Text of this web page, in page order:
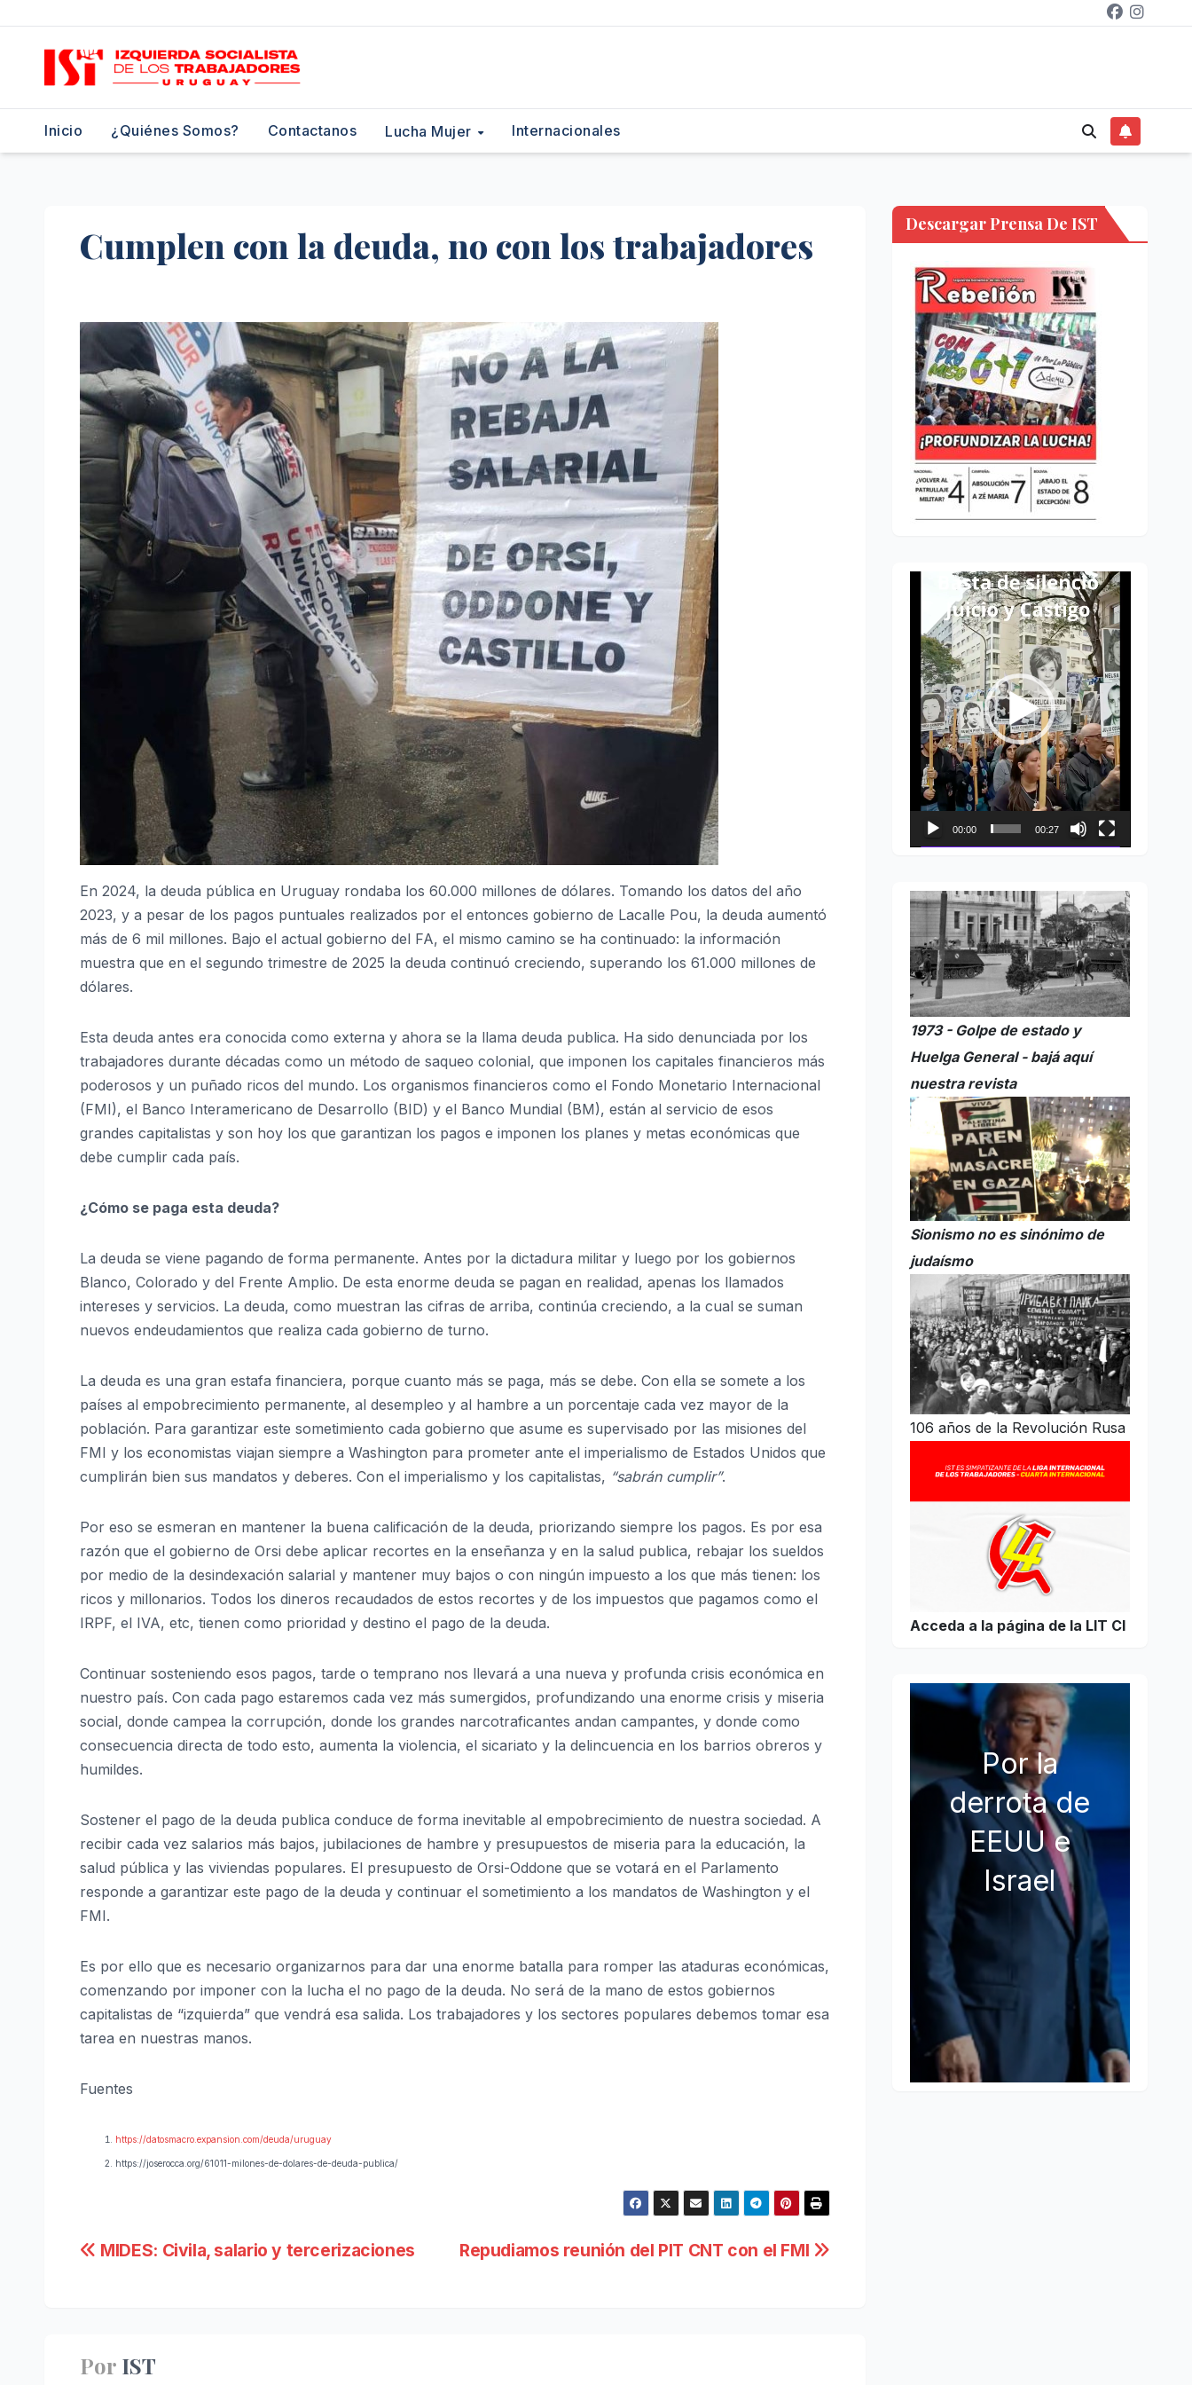
contenido
Inicio ¿Quiénes Somos? Contactanos Lucha Mujer Internacionales
Cumplen con la deuda, no con los trabajadores
En 2024, la deuda pública en Uruguay rondaba los 60.000 millones de dólares. Tomando los datos del año
2023, y a pesar de los pagos puntuales realizados por el entonces gobierno de Lacalle Pou, la deuda aumentó
más de 6 mil millones. Bajo el actual gobierno del FA, el mismo camino se ha continuado: la información
muestra que en el segundo trimestre de 2025 la deuda continuó creciendo, superando los 61.000 millones de
dólares.
Esta deuda antes era conocida como externa y ahora se la llama deuda publica. Ha sido denunciada por los
trabajadores durante décadas como un método de saqueo colonial, que imponen los capitales financieros más
poderosos y un puñado ricos del mundo. Los organismos financieros como el Fondo Monetario Internacional
(FMI), el Banco Interamericano de Desarrollo (BID) y el Banco Mundial (BM), están al servicio de esos
grandes capitalistas y son hoy los que garantizan los pagos e imponen los planes y metas económicas que
debe cumplir cada país.
¿Cómo se paga esta deuda?
La deuda se viene pagando de forma permanente. Antes por la dictadura militar y luego por los gobiernos
Blanco, Colorado y del Frente Amplio. De esta enorme deuda se pagan en realidad, apenas los llamados
intereses y servicios. La deuda, como muestran las cifras de arriba, continúa creciendo, a la cual se suman
nuevos endeudamientos que realiza cada gobierno de turno.
La deuda es una gran estafa financiera, porque cuanto más se paga, más se debe. Con ella se somete a los
países al empobrecimiento permanente, al desempleo y al hambre a un porcentaje cada vez mayor de la
población. Para garantizar este sometimiento cada gobierno que asume es supervisado por las misiones del
FMI y los economistas viajan siempre a Washington para prometer ante el imperialismo de Estados Unidos que
cumplirán bien sus mandatos y deberes. Con el imperialismo y los capitalistas, “sabrán cumplir”.
Por eso se esmeran en mantener la buena calificación de la deuda, priorizando siempre los pagos. Es por esa
razón que el gobierno de Orsi debe aplicar recortes en la enseñanza y en la salud publica, rebajar los sueldos
por medio de la desindexación salarial y mantener muy bajos o con ningún impuesto a los que más tienen: los
ricos y millonarios. Todos los dineros recaudados de estos recortes y de los impuestos que pagamos como el
IRPF, el IVA, etc, tienen como prioridad y destino el pago de la deuda.
Continuar sosteniendo esos pagos, tarde o temprano nos llevará a una nueva y profunda crisis económica en
nuestro país. Con cada pago estaremos cada vez más sumergidos, profundizando una enorme crisis y miseria
social, donde campea la corrupción, donde los grandes narcotraficantes andan campantes, y donde como
consecuencia directa de todo esto, aumenta la violencia, el sicariato y la delincuencia en los barrios obreros y
humildes.
Sostener el pago de la deuda publica conduce de forma inevitable al empobrecimiento de nuestra sociedad. A
recibir cada vez salarios más bajos, jubilaciones de hambre y presupuestos de miseria para la educación, la
salud pública y las viviendas populares. El presupuesto de Orsi-Oddone que se votará en el Parlamento
responde a garantizar este pago de la deuda y continuar el sometimiento a los mandatos de Washington y el
FMI.
Es por ello que es necesario organizarnos para dar una enorme batalla para romper las ataduras económicas,
comenzando por imponer con la lucha el no pago de la deuda. No será de la mano de estos gobiernos
capitalistas de “izquierda” que vendrá esa salida. Los trabajadores y los sectores populares debemos tomar esa
tarea en nuestras manos.
Fuentes
https://datosmacro.expansion.com/deuda/uruguay
https://joserocca.org/61011-milones-de-dolares-de-deuda-publica/
Navegación
Repudiamos reunión del PIT CNT con el FMI
MIDES: Civila, salario y tercerizaciones
Por IST
Descargar Prensa De IST
Reproductor
vídeo
00:00 00:27
1973 - Golpe de estado y
Huelga General - bajá aquí
nuestra revista
Sionismo no es sinónimo de
judaísmo
106 años de la Revolución Rusa
Acceda a la página de la LIT CI
Por la
derrota de
EEUU e
Israel